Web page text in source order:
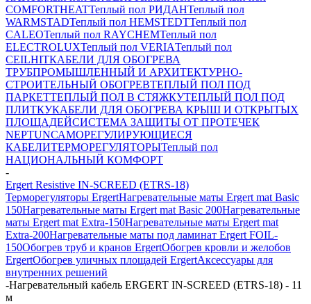
COMFORTHEATТеплый пол РИДАНТеплый пол
WARMSTADТеплый пол HEMSTEDTТеплый пол
CALEOТеплый пол RAYCHEMТеплый пол
ELECTROLUXТеплый пол VERIAТеплый пол
CEILHITКАБЕЛИ ДЛЯ ОБОГРЕВА
ТРУБПРОМЫШЛЕННЫЙ И АРХИТЕКТУРНО-
СТРОИТЕЛЬНЫЙ ОБОГРЕВТЕПЛЫЙ ПОЛ ПОД
ПАРКЕТТЕПЛЫЙ ПОЛ В СТЯЖКУТЕПЛЫЙ ПОЛ ПОД
ПЛИТКУКАБЕЛИ ДЛЯ ОБОГРЕВА КРЫШ И ОТКРЫТЫХ
ПЛОЩАДЕЙСИСТЕМА ЗАЩИТЫ ОТ ПРОТЕЧЕК
NEPTUNСАМОРЕГУЛИРУЮЩИЕСЯ
КАБЕЛИТЕРМОРЕГУЛЯТОРЫТеплый пол
НАЦИОНАЛЬНЫЙ КОМФОРТ
-
Ergert Resistive IN-SCREED (ETRS-18)
Терморегуляторы ErgertНагревательные маты Ergert mat Basic
150Нагревательные маты Ergert mat Basic 200Нагревательные
маты Ergert mat Extra-150Нагревательные маты Ergert mat
Extra-200Нагревательные маты под ламинат Ergert FOIL-
150Обогрев труб и кранов ErgertОбогрев кровли и желобов
ErgertОбогрев уличных площадей ErgertАксессуары для
внутренних решений
-Нагревательный кабель ERGERT IN-SCREED (ETRS-18) - 11
м